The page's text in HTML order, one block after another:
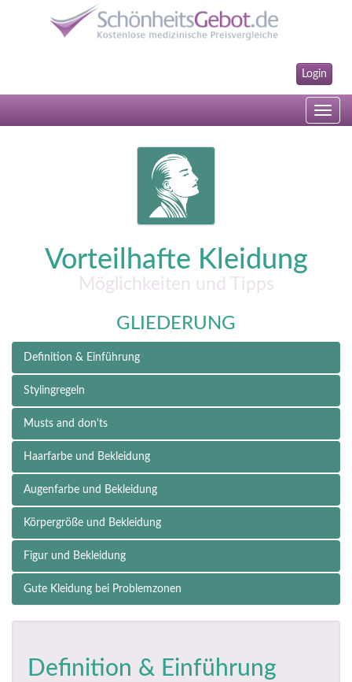
Login
Toggle
Vorteilhafte Kleidung
Möglichkeiten und Tipps
GLIEDERUNG
Definition & Einführung
Stylingregeln
Musts and don'ts
Haarfarbe und Bekleidung
Augenfarbe und Bekleidung
Körpergröße und Bekleidung
Figur und Bekleidung
Gute Kleidung bei Problemzonen
Definition & Einführung